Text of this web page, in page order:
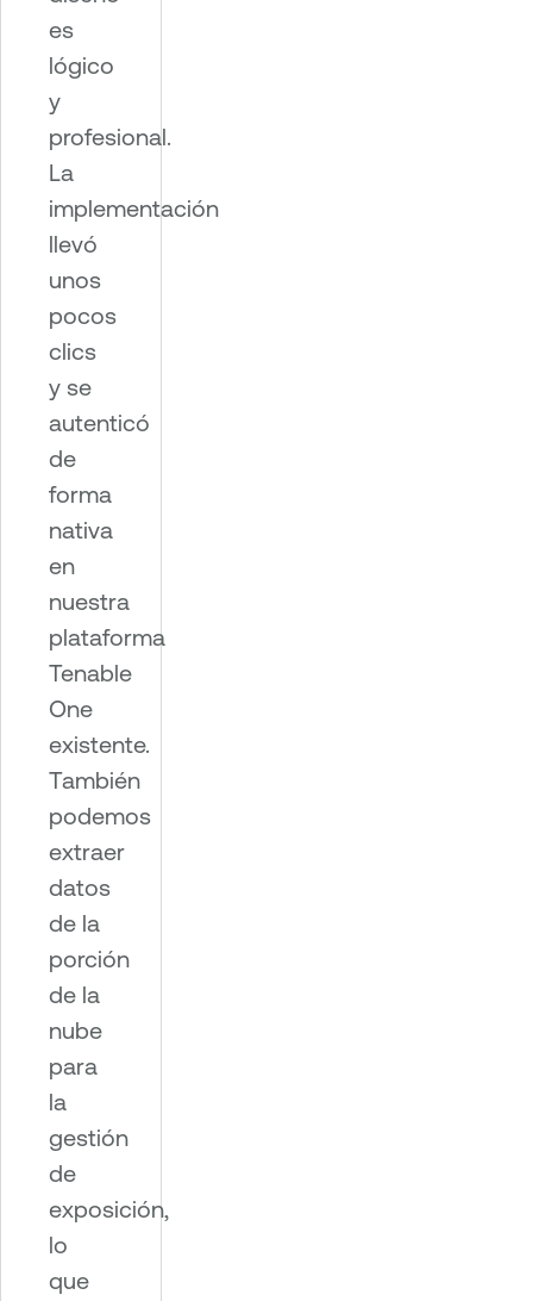
es
lógico
y
profesional.
La
implementación
llevó
unos
pocos
clics
y se
autenticó
de
forma
nativa
en
nuestra
plataforma
Tenable
One
existente.
También
podemos
extraer
datos
de la
porción
de la
nube
para
la
gestión
de
exposición,
lo
que